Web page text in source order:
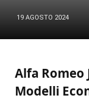
19 AGOSTO 2024
Alfa
Modelli